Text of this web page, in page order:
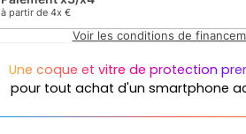
à partir de 4x €
Voir les conditions de
Une coque et vitre de protection
pour tout achat d'un smartphone